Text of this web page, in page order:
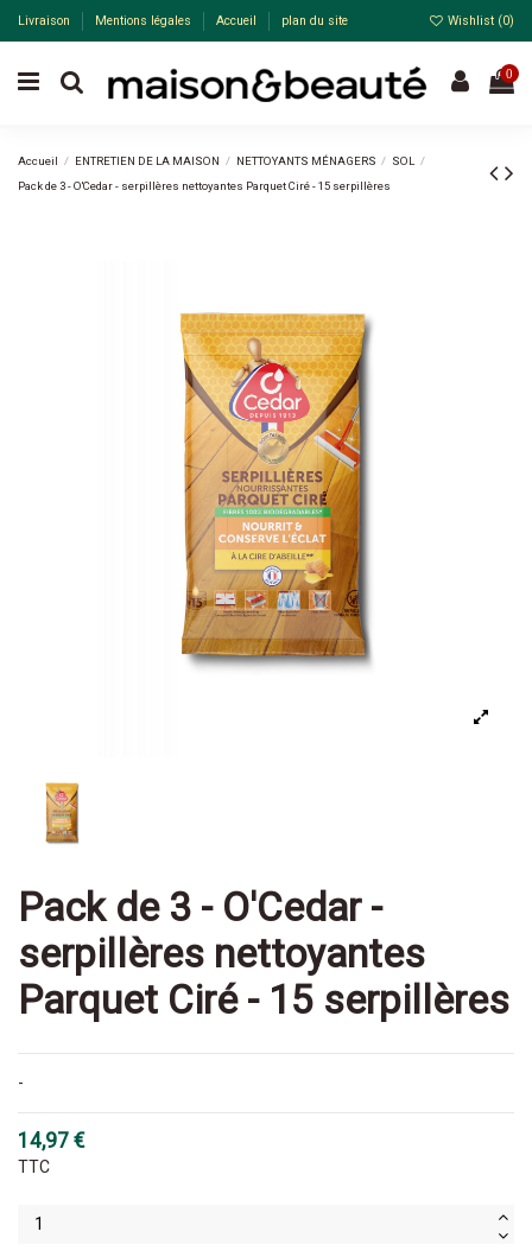
Livraison Mentions légales Accueil plan du site Wishlist (0)
0
Accueil ENTRETIEN DE LA MAISON NETTOYANTS MÉNAGERS
SOL
Pack de 3 - O'Cedar - serpillères nettoyantes Parquet Ciré - 15 serpillères
Pack de 3 - O'Cedar -
serpillères nettoyantes
Parquet Ciré - 15 serpillères
-
14,97 €
TTC